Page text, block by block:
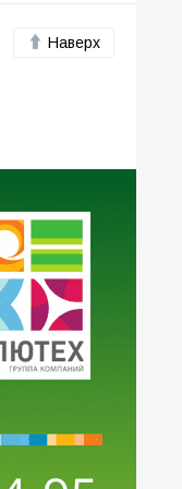
Наверх